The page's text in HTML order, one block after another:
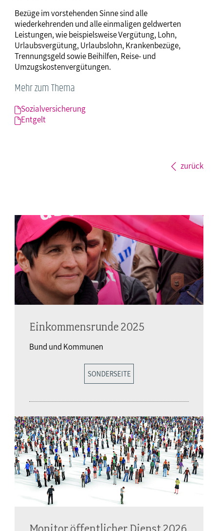
Bezüge im vorstehenden Sinne sind alle
wiederkehrenden und alle einmaligen geldwerten
Leistungen, wie beispielsweise Vergütung, Lohn,
Urlaubsvergütung, Urlaubslohn, Krankenbezüge,
Trennungsgeld sowie Beihilfen, Reise- und
Umzugskostenvergütungen.
Mehr zum Thema
Sozialversicherung
Entgelt
zurück
Einkommensrunde 2025
Bund und Kommunen
SONDERSEITE
Monitor öffentlicher Dienst 2026